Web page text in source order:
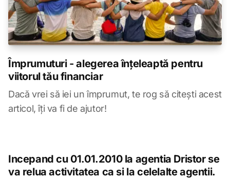
Împrumuturi - alegerea înțeleaptă pentru
viitorul tău financiar
Dacă vrei să iei un împrumut, te rog să citești acest
articol, îți va fi de ajutor!
Incepand cu 01.01.2010 la agentia Dristor se
va relua activitatea ca si la celelalte agentii.